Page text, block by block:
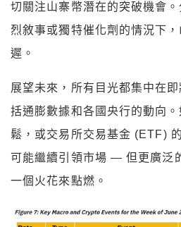
切關注山寨幣潛在的突破機會
烈敘事或獨特催化劑的情況下
遲。
展望未來，所有目光都集中在
括通膨數據和各國央行的動向
鬆，或交易所交易基金 (ETF)
可能繼續引領市場 — 但更廣泛
一個火花來點燃。